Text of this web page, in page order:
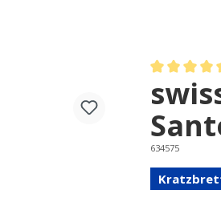
Average
634575